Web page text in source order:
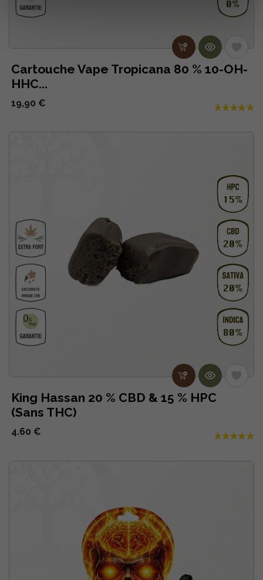
Cartouche Vape Tropicana 80 % 10-OH-
HHC...
19,90 €
King Hassan 20 % CBD & 15 % HPC
(Sans THC)
4.60 €